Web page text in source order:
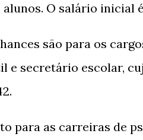
O salário inicial é
são para os
e secretário escolar,
para as carreiras de